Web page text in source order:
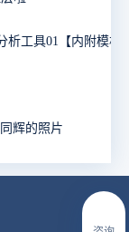
析工具01【内附模板
辉的照片